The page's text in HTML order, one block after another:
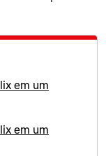
em um
em um